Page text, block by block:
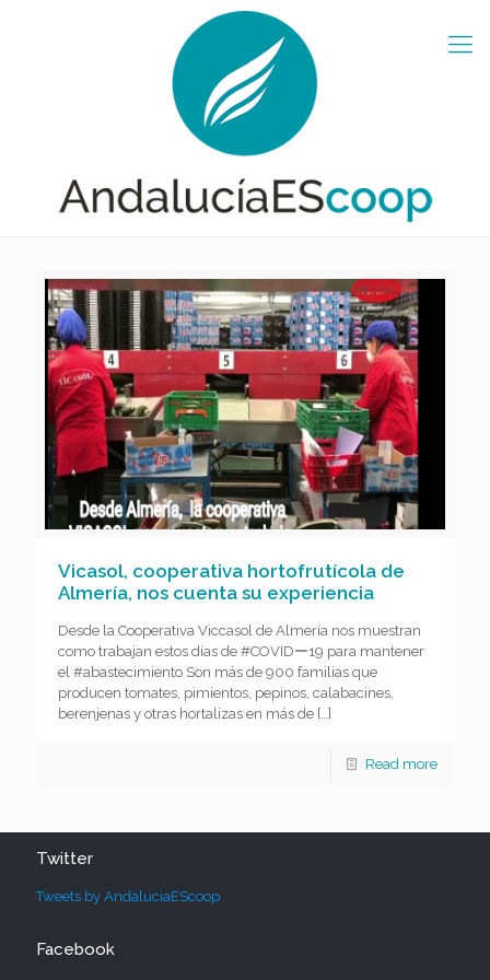
Vicasol, cooperativa hortofrutícola de
Almería, nos cuenta su experiencia
Desde la Cooperativa Viccasol de Almería nos muestran
como trabajan estos días de #COVIDー19 para mantener
el #abastecimiento Son más de 900 familias que
producen tomates, pimientos, pepinos, calabacines,
berenjenas y otras hortalizas en más de […]
Read more
Twitter
Tweets by AndaluciaEScoop
Facebook